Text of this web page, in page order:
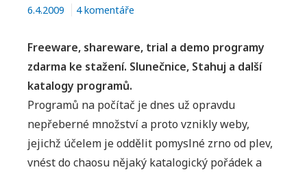
6.4.2009 4 komentáře
s
názvem
programy
zdarma
ke
stažení
Freeware, shareware, trial a demo programy
zdarma ke stažení. Slunečnice, Stahuj a další
katalogy programů.
Programů na počítač je dnes už opravdu
nepřeberné množství a proto vznikly weby,
jejichž účelem je oddělit pomyslné zrno od plev,
vnést do chaosu nějaký katalogický pořádek a